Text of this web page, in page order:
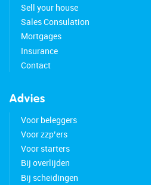
Sell your house
Sales Consulation
Mortgages
Insurance
Contact
Advies
Voor beleggers
Voor zzp’ers
Voor starters
Bij overlijden
Bij scheidingen